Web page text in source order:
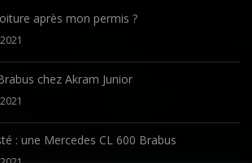
après mon permis ?
chez Akram Junior
: une Mercedes CL 600 Brabus